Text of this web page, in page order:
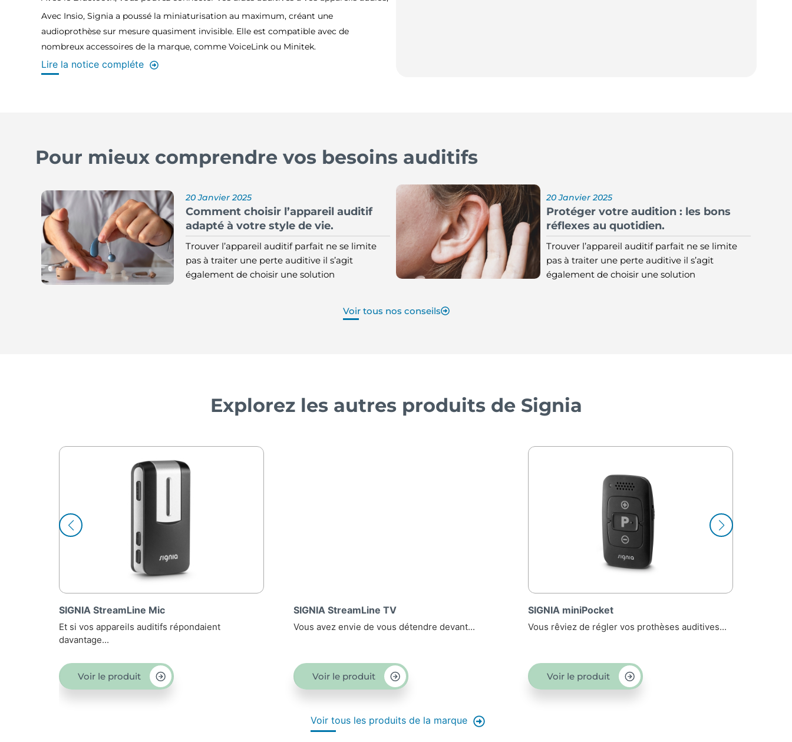
Avec Insio, Signia a poussé la miniaturisation au maximum, créant une
audioprothèse sur mesure quasiment invisible. Elle est compatible avec de
nombreux accessoires de la marque, comme VoiceLink ou Minitek.
Lire la notice compléte
Pour mieux comprendre vos besoins auditifs
20 Janvier 2025
Comment choisir l’appareil auditif
adapté à votre style de vie.
Trouver l’appareil auditif parfait ne se limite
pas à traiter une perte auditive il s’agit
également de choisir une solution
20 Janvier 2025
Protéger votre audition : les bons
réflexes au quotidien.
Trouver l’appareil auditif parfait ne se limite
pas à traiter une perte auditive il s’agit
également de choisir une solution
Voir tous nos conseils
Explorez les autres produits de Signia
SIGNIA StreamLine TV
Vous avez envie de vous détendre devant...
Voir le produit
SIGNIA miniPocket
Vous rêviez de régler vos prothèses auditives...
Voir le produit
SIGNIA chargeur nomade Styletto Connect
Votre vie est bien remplie ? Ne...
Voir le produit
Voir tous les produits de la marque